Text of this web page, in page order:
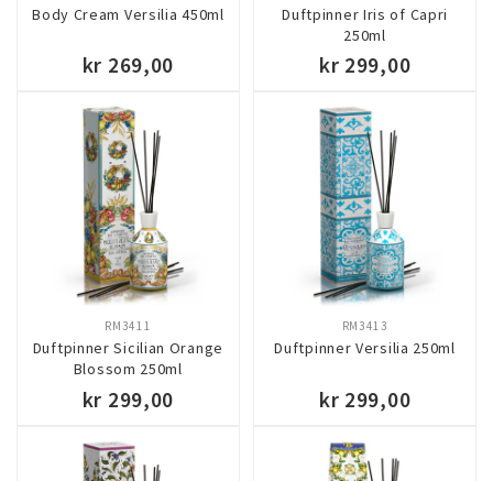
Body Cream Versilia 450ml
kr 269,00
Duftpinner Iris of Capri
250ml
kr 299,00
Duftpinner Sicilian Orange
Blossom 250ml
RM3411
kr 299,00
Duftpinner Versilia 250ml
RM3413
kr 299,00